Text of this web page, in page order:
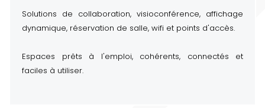
Solutions de collaboration, visioconférence, affichage
dynamique, réservation de salle, wifi et points d'accès.
Espaces prêts à l'emploi, cohérents, connectés et
faciles à utiliser.